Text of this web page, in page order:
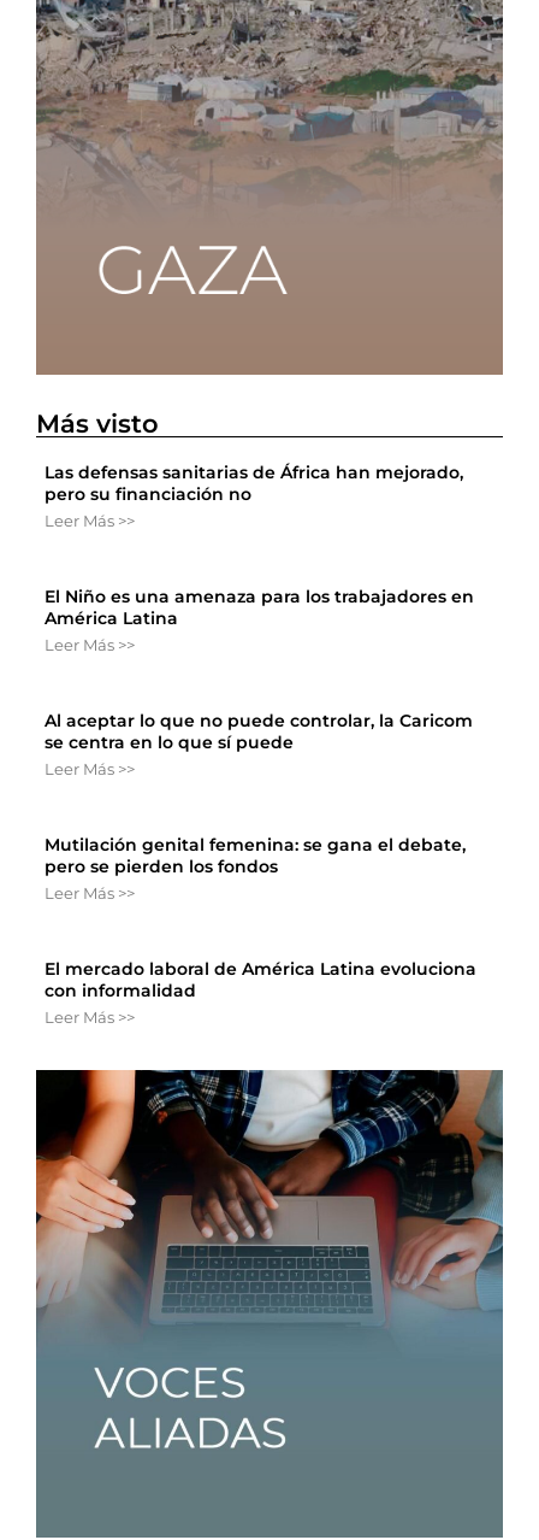
Más visto
Las defensas sanitarias de África han mejorado,
pero su financiación no
Leer Más >>
El Niño es una amenaza para los trabajadores en
América Latina
Leer Más >>
Al aceptar lo que no puede controlar, la Caricom
se centra en lo que sí puede
Leer Más >>
Mutilación genital femenina: se gana el debate,
pero se pierden los fondos
Leer Más >>
El mercado laboral de América Latina evoluciona
con informalidad
Leer Más >>